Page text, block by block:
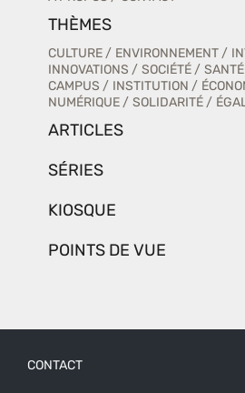
THÈMES
CULTURE ENVIRONNEMENT
INNOVATIONS
SOCIÉTÉ SANTÉ
CAMPUS
INSTITUTION
NUMÉRIQUE
SOLIDARITÉ
ARTICLES
SÉRIES
KIOSQUE
POINTS DE VUE
CONTACT